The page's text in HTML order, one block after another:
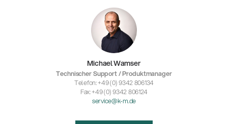
Michael Wamser
Technischer Support / Produktmanager
Telefon: +49 (0) 9342 806134
Fax: +49 (0) 9342 806124
service@k-m.de